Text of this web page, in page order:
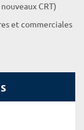
CRT)
et commerciales